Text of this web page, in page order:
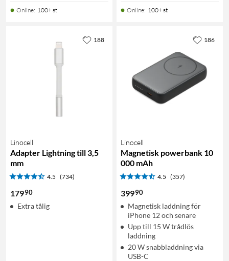
Online: 100+ st Online: 100+ st
Linocell
Adapter Lightning till 3,5
mm
4.5 (734)
17990
Extra tålig
188
Linocell
Magnetisk powerbank 10
000 mAh
4.5 (357)
39990
Magnetisk laddning för
iPhone 12 och senare
Upp till 15 W trådlös
laddning
20 W snabbladdning via
USB-C
186